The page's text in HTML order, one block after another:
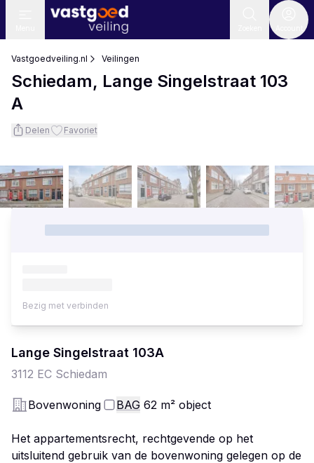
Vastgoedveiling.nl Veilingen
Schiedam, Lange Singelstraat 103
A
Delen Favoriet
Lange Singelstraat 103A
3112 EC Schiedam
Bovenwoning BAG 62 m² object
Het appartementsrecht, rechtgevende op het
uitsluitend gebruik van de bovenwoning gelegen op de
Bezig met verbinden